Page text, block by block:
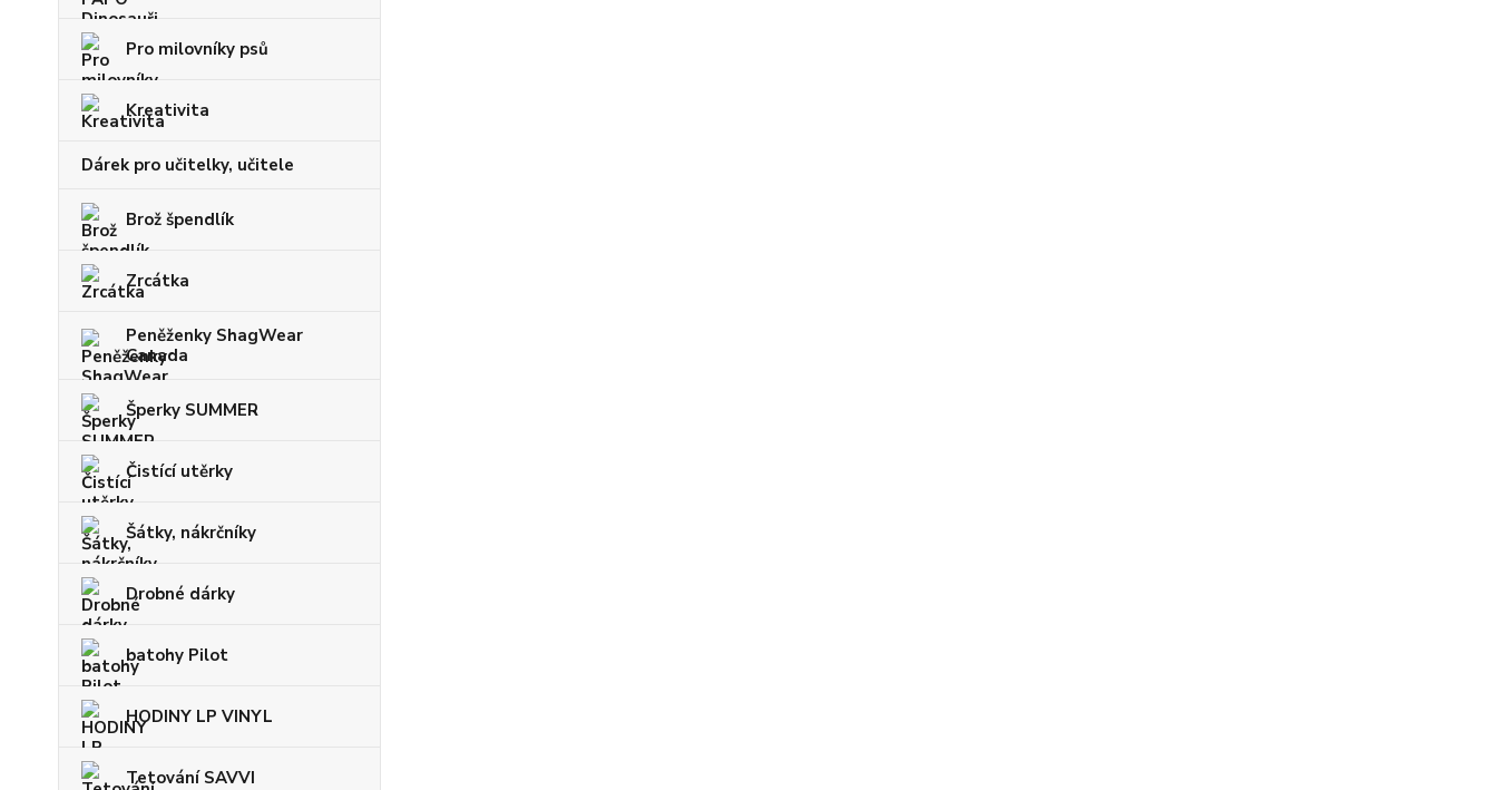
Pro milovníky psů
Kreativita
Dárek pro učitelky, učitele
Brož špendlík
Zrcátka
Peněženky ShagWear
Canada
Šperky SUMMER
Čistící utěrky
Šátky, nákrčníky
Drobné dárky
batohy Pilot
HODINY LP VINYL
Tetování SAVVI